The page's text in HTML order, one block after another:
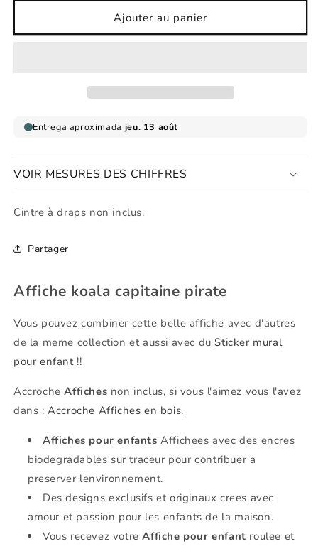
Affiche
Affiche
Ajouter au panier
VOIR MESURES DES CHIFFRES
Cintre à draps non inclus.
Partager
Affiche koala capitaine pirate
Vous pouvez combiner cette belle affiche avec d'autres
de la meme collection et aussi avec duSticker mural
pour enfant!!
AccrocheAffiches non inclus, si vous l'aimez vous l'avez
dans :Accroche Affiches en bois.
Affiches pour enfants Affichees avec des encres
biodegradables sur traceur pour contribuer a
preserver lenvironnement.
Des designs exclusifs et originaux crees avec
amour et passion pour les enfants de la maison.
Vous recevez votreAffiche pour enfant roulee et